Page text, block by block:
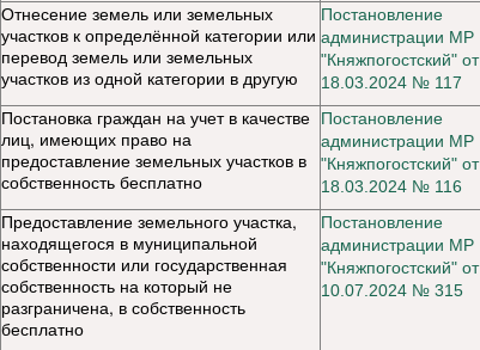
Отнесение земель или земельных
участков к определённой категории или
перевод земель или земельных
участков из одной категории в другую
Постановление
администрации МР
"Княжпогостский" от
18.03.2024 № 117
Постановка граждан на учет в качестве
лиц, имеющих право на
предоставление земельных участков в
собственность бесплатно
Постановление
администрации МР
"Княжпогостский" от
18.03.2024 № 116
Предоставление земельного участка,
находящегося в муниципальной
собственности или государственная
собственность на который не
разграничена, в собственность
бесплатно
Постановление
администрации МР
"Княжпогостский" от
10.07.2024 № 315